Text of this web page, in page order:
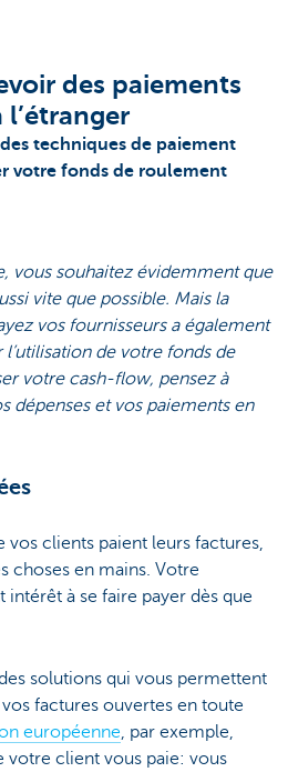
des paiements
techniques de paiement
votre fonds de roulement
vous souhaitez évidemment que
vite que possible. Mais la
vos fournisseurs a également
de votre fonds de
votre cash-flow, pensez à
dépenses et vos paiements en
vos clients paient leurs factures,
choses en mains. Votre
à se faire payer dès que
solutions qui vous permettent
factures ouvertes en toute
européenne, par exemple,
votre client vous paie: vous